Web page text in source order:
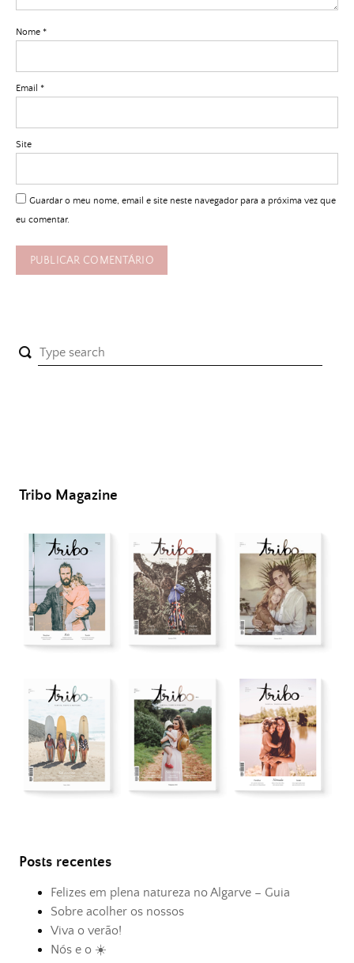
Nome *
Email *
Site
Guardar o meu nome, email e site neste navegador para a próxima vez que
eu comentar.
Tribo Magazine
Posts recentes
Felizes em plena natureza no Algarve – Guia
Sobre acolher os nossos
Viva o verão!
Nós e o ☀️